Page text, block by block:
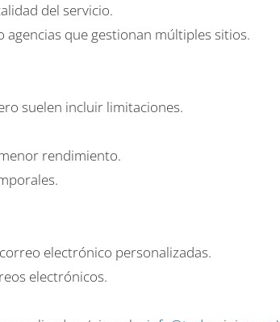
del servicio.
que gestionan múltiples sitios.
suelen incluir limitaciones.
rendimiento.
electrónico personalizadas.
electrónicos.